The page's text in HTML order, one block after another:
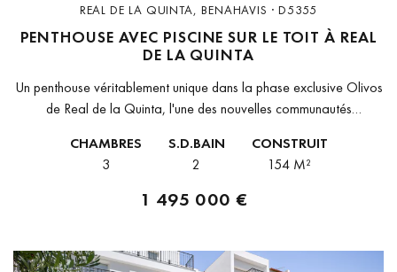
REAL DE LA QUINTA, BENAHAVIS · D5355
PENTHOUSE AVEC PISCINE SUR LE TOIT À REAL
DE LA QUINTA
Un penthouse véritablement unique dans la phase exclusive Olivos
de Real de la Quinta, l'une des nouvelles communautés
position...
CHAMBRES
3
S.D.BAIN
2
CONSTRUIT
154 M²
1 495 000 €